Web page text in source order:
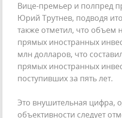
Вице-премьер и полпред
Юрий Трутнев, подводя
также отметил, что объем
прямых иностранных
млн долларов, что
прямых иностранных
поступивших за пять лет.
Это внушительная цифра,
объективности следует